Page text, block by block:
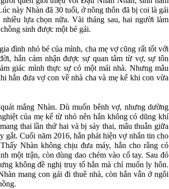
này Nhàn đã 30 tuổi, ở nông thôn đã bị coi là gái
lựa chọn nữa. Vài tháng sau, hai người làm
sinh được một bé gái.
đình nhỏ bé của mình, cha mẹ vợ cũng rất tốt với
hắn cảm nhận được sự quan tâm từ vợ, sự tôn
giác mình thực sự có một mái nhà. Nhưng mâu
hắn đưa vợ con về nhà cha và mẹ kế khi con vừa
mắng Nhàn. Dù muốn bênh vợ, nhưng dường
của mẹ kế từ nhỏ nên hắn không có dũng khí
thai lần thứ hai và bị sảy thai, mâu thuẫn giữa
gắt. Cuối năm 2016, hắn phát hiện vợ nhắn tin cho
Nhàn không chịu đưa máy, hắn cho rằng có
một trận, còn dùng dao chém vào cổ tay. Sau đó
không đề nghị truy tố hắn mà chỉ muốn ly hôn.
mang con gái đi thuê nhà, còn hắn vẫn ở ngôi